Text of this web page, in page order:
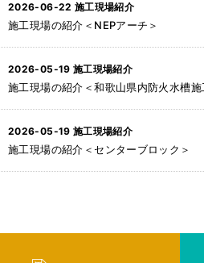
2026-06-22 施工現場紹介
施工現場の紹介＜NEPアーチ＞
2026-05-19 施工現場紹介
施工現場の紹介＜和歌山県内防火水槽施
2026-05-19 施工現場紹介
施工現場の紹介＜センターブロック＞